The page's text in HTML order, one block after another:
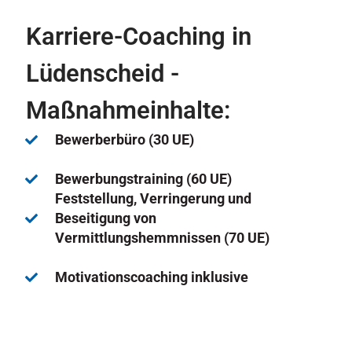
Karriere-Coaching in
Lüdenscheid -
Maßnahmeinhalte:
Bewerberbüro (30 UE)
Bewerbungstraining (60 UE)
Feststellung, Verringerung und
Beseitigung von
Vermittlungshemmnissen (70 UE)
Motivationscoaching inklusive